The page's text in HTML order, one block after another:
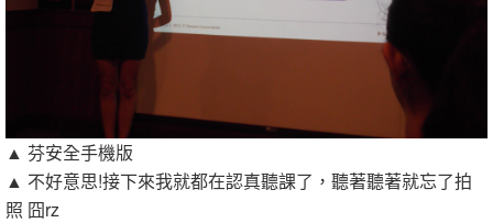
▲ 芬安全手機版
▲ 不好意思!接下來我就都在認真聽課了，聽著聽著就忘了拍
照 囧rz